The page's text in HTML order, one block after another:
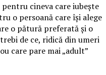
cineva care iubește
o persoană care își alege
o pătură preferată și o
de ce, ridică din umeri
care pare mai „adult”